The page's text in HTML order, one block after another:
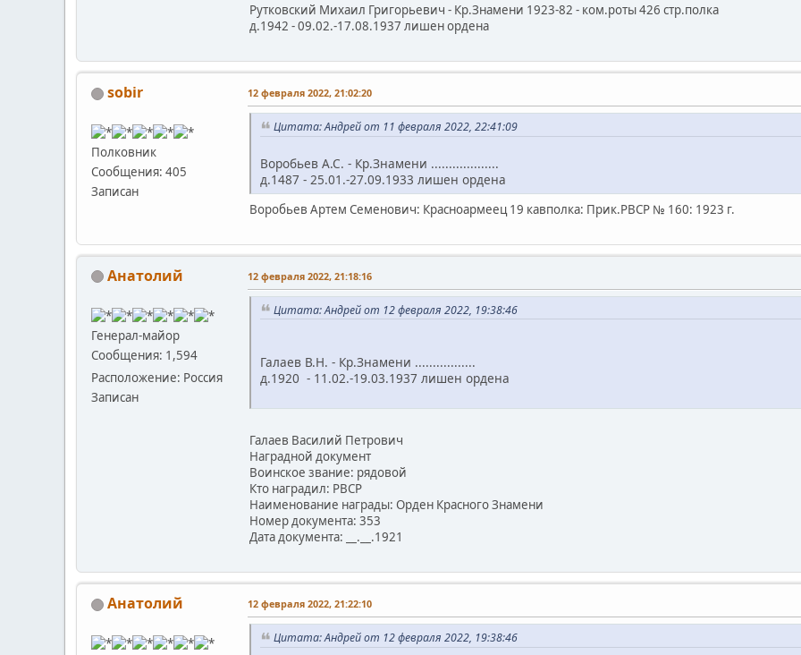
Рутковский Михаил Григорьевич - Кр.Знамени 1923-82 - ком.роты 426 стр.полка
д.1942 - 09.02.-17.08.1937 лишен ордена
sobir
Полковник
Сообщения: 405
Записан
12 февраля 2022, 21:02:20
Цитата: Андрей от 11 февраля 2022, 22:41:09
Воробьев А.С. - Кр.Знамени ...................
д.1487 - 25.01.-27.09.1933 лишен ордена
Воробьев Артем Семенович: Красноармеец 19 кавполка: Прик.РВСР № 160: 1923 г.
Анатолий
Генерал-майор
Сообщения: 1,594
Расположение: Россия
Записан
12 февраля 2022, 21:18:16
Цитата: Андрей от 12 февраля 2022, 19:38:46
Галаев В.Н. - Кр.Знамени .................
д.1920 - 11.02.-19.03.1937 лишен ордена
Галаев Василий Петрович
Наградной документ
Воинское звание: рядовой
Кто наградил: РВСР
Наименование награды: Орден Красного Знамени
Номер документа: 353
Дата документа: __.__.1921
Анатолий 12 февраля 2022, 21:22:10
Цитата: Андрей от 12 февраля 2022, 19:38:46